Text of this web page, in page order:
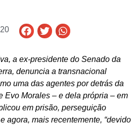
a ex-presidente do Senado da
denuncia a transnacional
uma das agentes por detrás da
Evo Morales – e dela própria – em
em prisão, perseguição
agora, mais recentemente, “devido